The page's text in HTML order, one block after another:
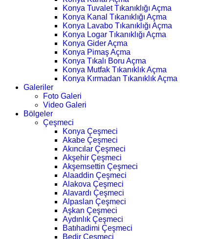
Konya Tuvalet Tıkanıklığı Açma
Konya Kanal Tıkanıklığı Açma
Konya Lavabo Tıkanıklığı Açma
Konya Logar Tıkanıklığı Açma
Konya Gider Açma
Konya Pimaş Açma
Konya Tıkalı Boru Açma
Konya Mutfak Tıkanıklık Açma
Konya Kırmadan Tıkanıklık Açma
Galeriler
Foto Galeri
Video Galeri
Bölgeler
Çeşmeci
Konya Çeşmeci
Akabe Çeşmeci
Akıncılar Çeşmeci
Akşehir Çeşmeci
Akşemsettin Çeşmeci
Alaaddin Çeşmeci
Alakova Çeşmeci
Alavardı Çeşmeci
Alpaslan Çeşmeci
Aşkan Çeşmeci
Aydınlık Çeşmeci
Batıhadimi Çeşmeci
Bedir Çeşmeci